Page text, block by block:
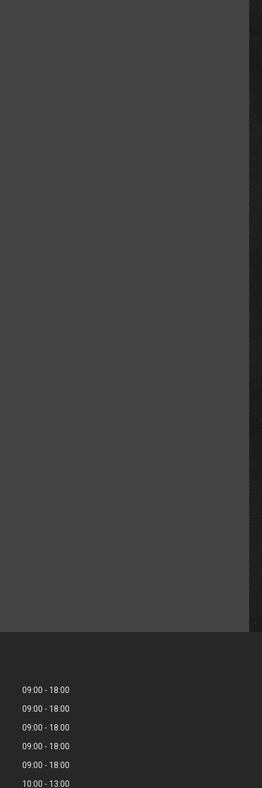
09:00
18:00
09:00
18:00
09:00
18:00
09:00
18:00
09:00
18:00
10:00
13:00